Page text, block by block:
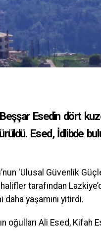
Esedin dört
Esed, İdlibde
'Ulusal Güvenlik
tarafından
yaşamını yitirdi.
oğulları Ali Esed, Kifah